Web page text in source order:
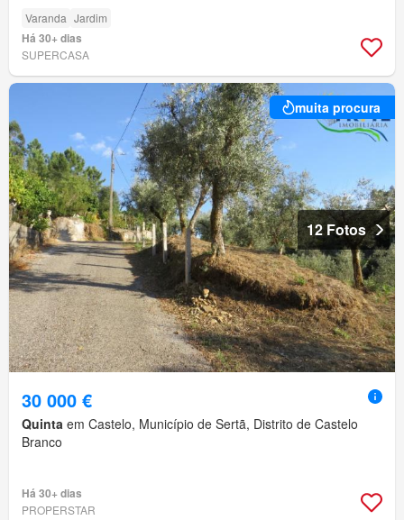
Varanda Jardim
Há 30+ dias
SUPERCASA
muita procura
12 Fotos
30 000 €
Quinta em Castelo, Município de Sertã, Distrito de Castelo
Branco
Há 30+ dias
PROPERSTAR